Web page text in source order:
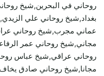
روحاني في البحرين,شيخ
بغداد,شيخ روحاني علي
عماني مجرب,شيخ روحاني
مجاني,شيخ روحاني عمر
روحاني عراقي,شيخ عباس
مجانا,شيخ روحاني صادق